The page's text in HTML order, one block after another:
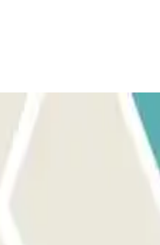
sin que tengas que
del interfono situado en la